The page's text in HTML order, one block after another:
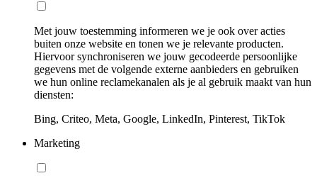
Met jouw toestemming informeren we je ook over acties
buiten onze website en tonen we je relevante producten.
Hiervoor synchroniseren we jouw gecodeerde persoonlijke
gegevens met de volgende externe aanbieders en gebruiken
we hun online reclamekanalen als je al gebruik maakt van hun
diensten:
Bing, Criteo, Meta, Google, LinkedIn, Pinterest, TikTok
Marketing